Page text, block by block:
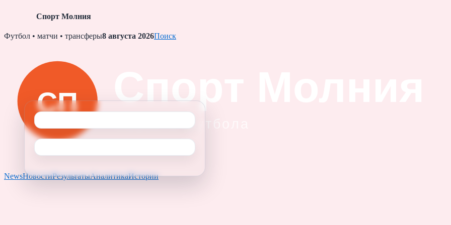
Спорт Молния
Skip
Футбол • матчи • трансферы8 августа 2026Поиск
NewsНовостиРезультатыАналитикаИстории